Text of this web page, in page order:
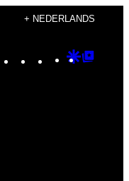
+ NEDERLANDS
Instagram
TikTok
YouTube
Google